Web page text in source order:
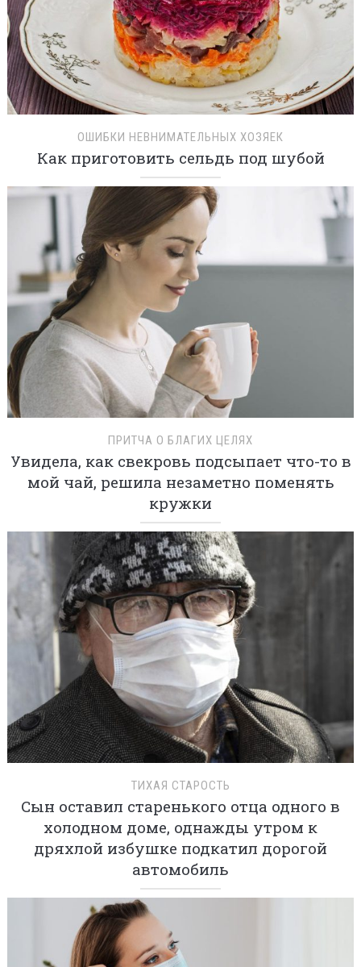
ОШИБКИ НЕВНИМАТЕЛЬНЫХ ХОЗЯЕК
Как приготовить сельдь под шубой
ПРИТЧА О БЛАГИХ ЦЕЛЯХ
Увидела, как свекровь подсыпает что-то в
мой чай, решила незаметно поменять
кружки
ТИХАЯ СТАРОСТЬ
Сын оставил старенького отца одного в
холодном доме, однажды утром к
дряхлой избушке подкатил дорогой
автомобиль